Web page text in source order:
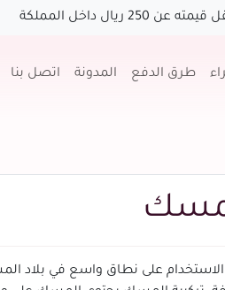
داخل المملكة
طرق الدفع المدونة اتصل بنا
على نطاق واسع في بلاد